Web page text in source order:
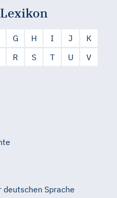
G H I J
K
R S T U
V
Sprache